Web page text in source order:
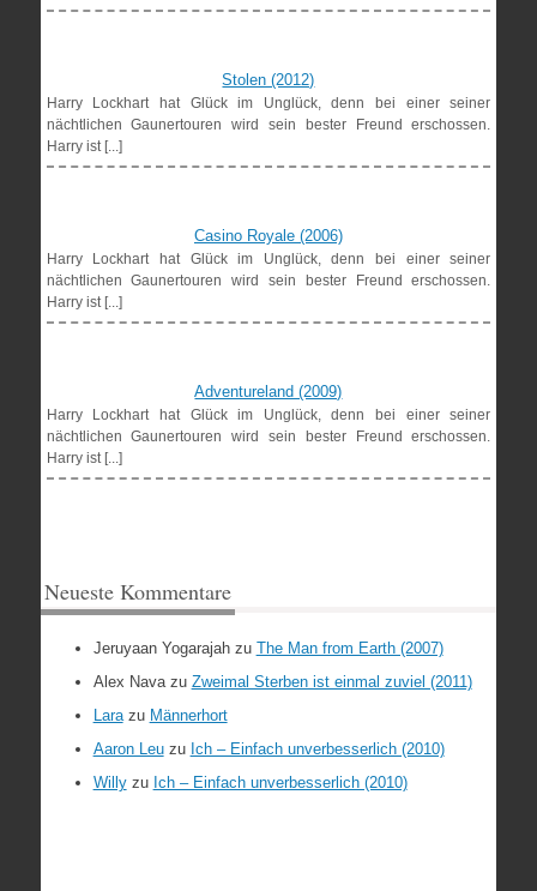
Stolen (2012)
Harry Lockhart hat Glück im Unglück, denn bei einer seiner
nächtlichen Gaunertouren wird sein bester Freund erschossen.
Harry ist [...]
Casino Royale (2006)
Harry Lockhart hat Glück im Unglück, denn bei einer seiner
nächtlichen Gaunertouren wird sein bester Freund erschossen.
Harry ist [...]
Adventureland (2009)
Harry Lockhart hat Glück im Unglück, denn bei einer seiner
nächtlichen Gaunertouren wird sein bester Freund erschossen.
Harry ist [...]
Neueste Kommentare
Jeruyaan Yogarajahzu The Man from Earth (2007)
Alex Navazu Zweimal Sterben ist einmal zuviel (2011)
Larazu Männerhort
Aaron Leuzu Ich – Einfach unverbesserlich (2010)
Willyzu Ich – Einfach unverbesserlich (2010)